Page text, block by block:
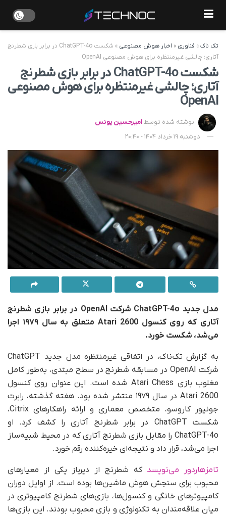
تک ناک» فناوری » اخبار هوش مصنوعی »
شکست ChatGPT-4o در برابر بازی شطرنج
آتاری؛ چالشی غیرمنتظره برای هوش مصنوعی OpenAI
شکست ChatGPT-4o در برابر بازی شطرنج
آتاری؛ چالشی غیرمنتظره برای هوش مصنوعی
OpenAI
نوشته شده توسط امیرحسین یونس
دوشنبه 19 خرداد 1404 - 20:40
مدل جدید ChatGPT-4o شرکت OpenAI در برابر بازی شطرنج
آتاری که روی کنسول Atari 2600 متعلق به سال ۱۹۷۹ اجرا
می‌شد، شکست خورد.
به گزارش تک‌ناک، در اتفاقی غیرمنتظره مدل جدید ChatGPT
شرکت OpenAI در مسابقه شطرنج در سطح مبتدی، به‌طور کامل
مغلوب بازی Atari Chess شده است. این عنوان روی کنسول
Atari 2600 در سال ۱۹۷۹ منتشر شده بود. هفته گذشته، رابرت
جونیور کاروسو، متخصص معماری و ارائه راهکارهای Citrix،
شکست ChatGPT در برابر شطرنج آتاری را کشف کرد. او
ChatGPT-4o را مقابل بازی شطرنج آتاری که در محیط شبیه‌ساز
اجرا می‌شد، قرار داد و نتیجه‌ای خیره‌کننده رقم خورد.
تامزهاردور می‌نویسد که شطرنج از دیرباز یکی از معیارهای
محبوب برای سنجش هوش ماشین‌ها بوده است. از اوایل دوران
کامپیوترهای خانگی و کنسول‌ها، بازی‌های شطرنج کامپیوتری در
میان علاقه‌مندان به تکنولوژی و بازی محبوب بودند. این بازی‌ها